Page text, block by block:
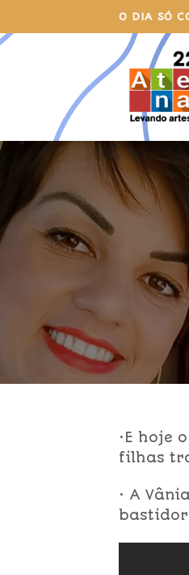
to
content
O DIA SÓ
•E hoje
filhas
• A
bastidor